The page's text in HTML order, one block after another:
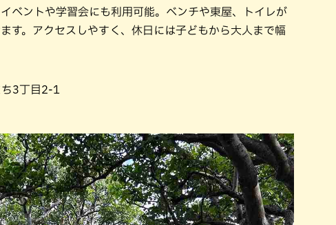
ベントや学習会にも利用可能。ベンチや東屋、トイレが
す。アクセスしやすく、休日には子どもから大人まで幅
3丁目2-1